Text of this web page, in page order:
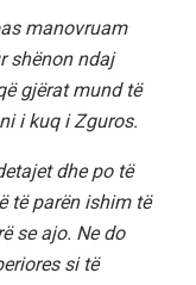
manovruam
shënon ndaj
gjërat mund të
i kuq i Zguros.
dhe po të
të parën ishim të
se ajo. Ne do
si të